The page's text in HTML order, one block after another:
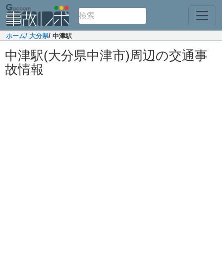
ホーム/ 大分県/ 中津駅
中津駅(大分県中津市)周辺の交通事
故情報